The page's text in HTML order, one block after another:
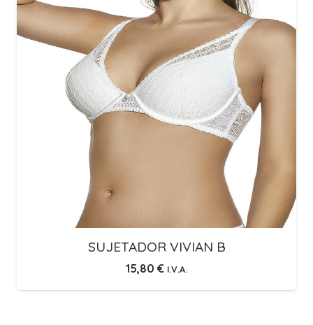
SUJETADOR VIVIAN B
15,80 € I.V.A.